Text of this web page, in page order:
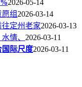
2026-05-14
组 2026-03-14
定州老家2026-03-13
情、 2026-03-11
国际尺度2026-03-11